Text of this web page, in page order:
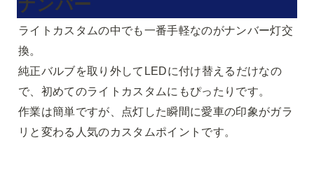
ナンバー
ライトカスタムの中でも一番手軽なのがナンバー灯交
換。
純正バルブを取り外してLEDに付け替えるだけなの
で、初めてのライトカスタムにもぴったりです。
作業は簡単ですが、点灯した瞬間に愛車の印象がガラ
リと変わる人気のカスタムポイントです。